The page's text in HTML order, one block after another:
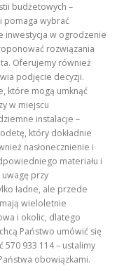
budżetowych –
pomaga wybrać
inwestycja w ogrodzenie
rozwiązania
Oferujemy również
podjęcie decyzji.
które mogą umknąć
w miejscu
instalacje –
który dokładnie
nasłonecznienie i
materiału i
przy
ładne, ale przede
wieloletnie
i okolic, dlatego
Państwo umówić się
570 933 114 – ustalimy
obowiązkami.